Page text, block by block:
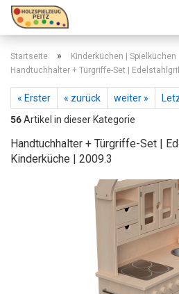
Startseite » Kinderküchen | Spielküchen
Handtuchhalter + Türgriffe-Set |
« Erster « zurück weiter »
56Artikel in dieser Kategorie
Handtuchhalter + Türgriffe-Set |
Kinderküche | 2009.3